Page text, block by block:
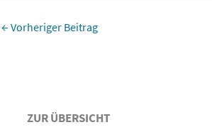
ZUR ÜBERSICHT
←Vorheriger Beitrag